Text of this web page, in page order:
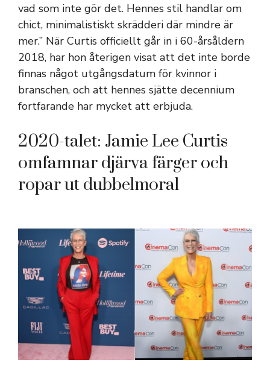
vad som inte gör det. Hennes stil handlar om
chict, minimalistiskt skrädderi där mindre är
mer.” När Curtis officiellt går in i 60-årsåldern
2018, har hon återigen visat att det inte borde
finnas något utgångsdatum för kvinnor i
branschen, och att hennes sjätte decennium
fortfarande har mycket att erbjuda.
2020-talet: Jamie Lee Curtis
omfamnar djärva färger och
ropar ut dubbelmoral